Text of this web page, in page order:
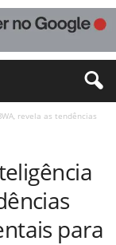
revela as tendências
para